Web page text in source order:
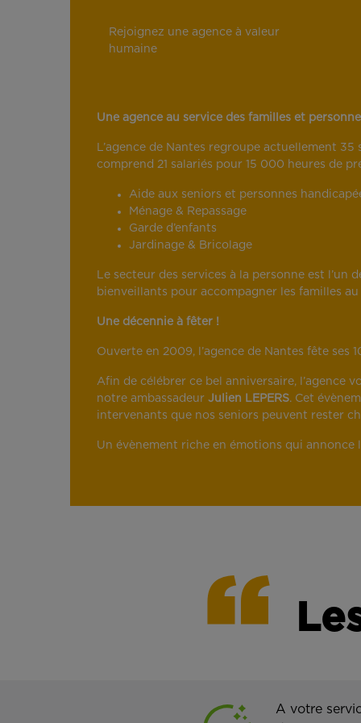
Rejoignez une agence à valeur
humaine
Une agence au service des familles et
L’agence de Nantes regroupe actuellement
comprend 21 salariés pour 15 000 heures de
Aide aux seniors et personnes
Ménage & Repassage
Garde d’enfants
Jardinage & Bricolage
Le secteur des services à la personne est
bienveillants pour accompagner les familles
Une décennie à fêter !
Ouverte en 2009, l’agence de Nantes fête ses
Afin de célébrer ce bel anniversaire, l’agence
notre ambassadeur Julien LEPERS. Cet
intervenants que nos seniors peuvent rester
Un évènement riche en émotions qui
A votre